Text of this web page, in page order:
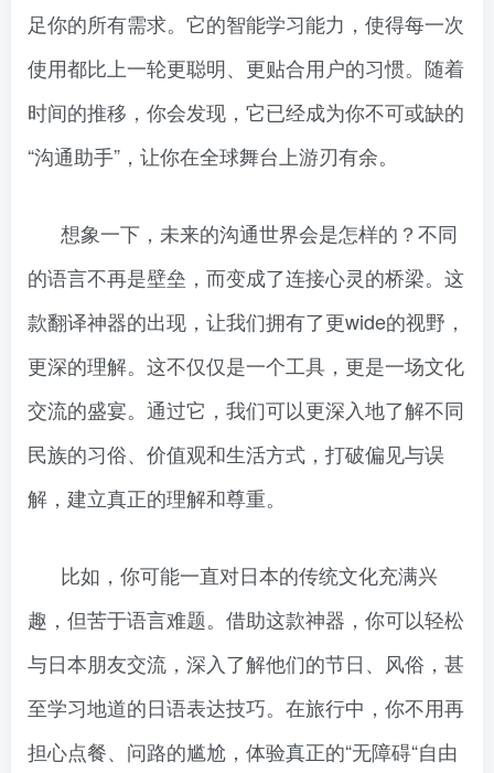
足你的所有需求。它的智能学习能力，使得每一次
使用都比上一轮更聪明、更贴合用户的习惯。随着
时间的推移，你会发现，它已经成为你不可或缺的
“沟通助手”，让你在全球舞台上游刃有余。
想象一下，未来的沟通世界会是怎样的？不同
的语言不再是壁垒，而变成了连接心灵的桥梁。这
款翻译神器的出现，让我们拥有了更wide的视野，
更深的理解。这不仅仅是一个工具，更是一场文化
交流的盛宴。通过它，我们可以更深入地了解不同
民族的习俗、价值观和生活方式，打破偏见与误
解，建立真正的理解和尊重。
比如，你可能一直对日本的传统文化充满兴
趣，但苦于语言难题。借助这款神器，你可以轻松
与日本朋友交流，深入了解他们的节日、风俗，甚
至学习地道的日语表达技巧。在旅行中，你不用再
担心点餐、问路的尴尬，体验真正的“无障碍“自由